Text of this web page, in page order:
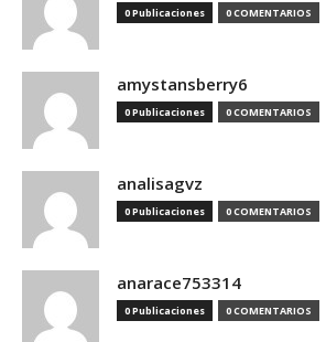
0 Publicaciones 0 COMENTARIOS
amystansberry6
0 Publicaciones 0 COMENTARIOS
analisagvz
0 Publicaciones 0 COMENTARIOS
anarace753314
0 Publicaciones 0 COMENTARIOS